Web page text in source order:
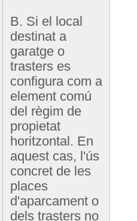
B. Si el local
destinat a
garatge o
trasters es
configura com a
element comú
del règim de
propietat
horitzontal. En
aquest cas, l'ús
concret de les
places
d'aparcament o
dels trasters no